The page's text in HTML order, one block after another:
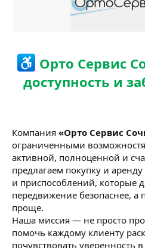
Орто Сервис
доступность и
Компания «Орто Сервис
ограниченными
активной, полноценной и
предлагаем покупку и
и приспособлений, которые
передвижение безопаснее,
проще.
Наша миссия — не просто
помочь каждому клиенту
почувствовать уверенность в